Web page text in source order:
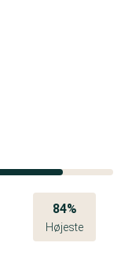
84%
Højeste